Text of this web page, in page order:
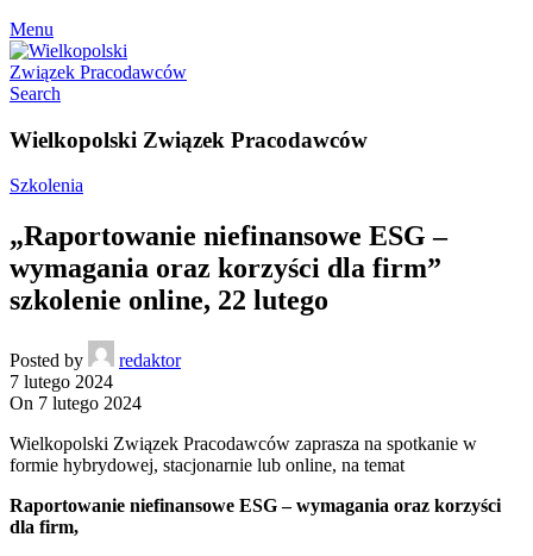
Menu
Search
Wielkopolski Związek Pracodawców
Szkolenia
„Raportowanie niefinansowe ESG –
wymagania oraz korzyści dla firm”
szkolenie online, 22 lutego
Posted by
redaktor
7 lutego 2024
On 7 lutego 2024
Wielkopolski Związek Pracodawców zaprasza na spotkanie w
formie hybrydowej, stacjonarnie lub online, na temat
Raportowanie niefinansowe ESG – wymagania oraz korzyści
dla firm,